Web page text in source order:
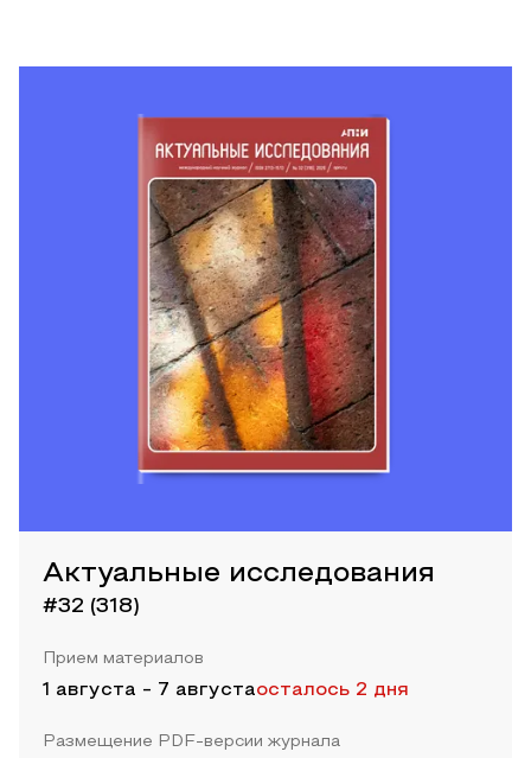
Актуальные исследования
#32 (318)
Прием материалов
1 августа - 7 августаосталось 2 дня
Размещение PDF-версии журнала